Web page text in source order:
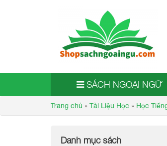
SÁCH NGOẠI NGỮ
Trang chủ » Tài Liệu Học » Học
Danh mục sách